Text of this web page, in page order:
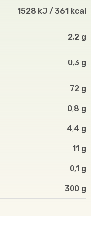
1528 kJ / 361 kcal
2,2 g
0,3 g
72 g
0,8 g
4,4 g
11 g
0,1 g
300